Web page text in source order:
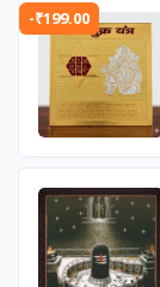
-₹199.00